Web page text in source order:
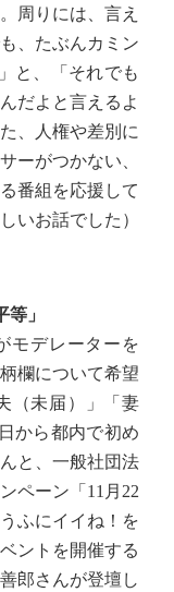
周りには、言え
、たぶんカミン
と、「それでも
だよと言えるよ
、人権や差別に
ーがつかない、
番組を応援して
いお話でした）
」
モデレーターを
欄について希望
（未届）」「妻
から都内で初め
と、一般社団法
ペーン「11月22
ふにイイね！を
ントを開催する
郎さんが登壇し